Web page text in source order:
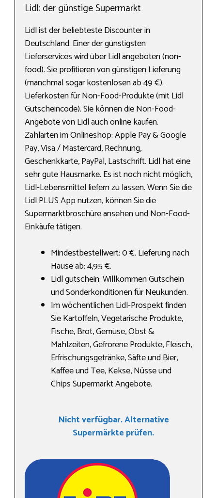
Lidl: der günstige Supermarkt
Lidl ist der beliebteste Discounter in
Deutschland. Einer der günstigsten
Lieferservices wird über Lidl angeboten (non-
food). Sie profitieren von günstigen Lieferung
(manchmal sogar kostenlosen ab 49 €).
Lieferkosten für Non-Food-Produkte (mit Lidl
Gutscheincode). Sie können die Non-Food-
Angebote von Lidl auch online kaufen.
Zahlarten im Onlineshop: Apple Pay & Google
Pay, Visa / Mastercard, Rechnung,
Geschenkkarte, PayPal, Lastschrift. Lidl hat eine
sehr gute Hausmarke. Es ist noch nicht möglich,
Lidl-Lebensmittel liefern zu lassen. Wenn Sie die
Lidl PLUS App nutzen, können Sie die
Supermarktbroschüre ansehen und Non-Food-
Einkäufe tätigen.
Mindestbestellwert: 0 €. Lieferung nach
Hause ab: 4,95 €.
Lidl gutschein: Willkommen Gutschein
und Sonderkonditionen für Neukunden.
Im wöchentlichen Lidl-Prospekt finden
Sie Kartoffeln, Vegetarische Produkte,
Fische, Brot, Gemüse, Obst &
Mahlzeiten, Gefrorene Produkte, Fleisch,
Erfrischungsgetränke, Säfte und Bier,
Kaffee und Tee, Kekse, Nüsse und
Chips Supermarkt Angebote.
Nicht verfügbar. Alternative
Supermärkte prüfen.